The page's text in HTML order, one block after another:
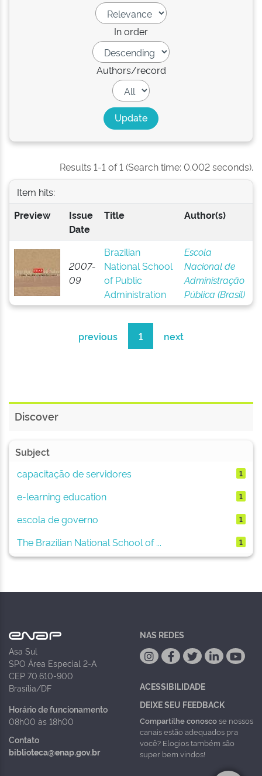
In order
Authors/record
Results 1-1 of 1 (Search time: 0.002 seconds).
Item hits:
Preview
Issue
Date
Title Author(s)
2007-
09
Brazilian
National School
of Public
Administration
Escola
Nacional de
Administração
Pública (Brasil)
previous 1 next
Discover
Subject
capacitação de servidores
1
e-learning education 1
escola de governo 1
The Brazilian National School of ... 1
Asa Sul
SPO Área Especial 2-A
CEP 70.610-900
Brasília/DF
Horário de funcionamento
08h00 às 18h00
Contato
biblioteca@enap.gov.br
NAS REDES
ACESSIBILIDADE
DEIXE SEU FEEDBACK
Compartilhe conoscose nossos
canais estão adequados pra
você? Elogios também são
super bem vindos!